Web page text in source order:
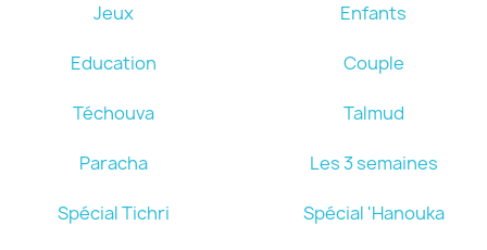
Jeux Enfants
Education Couple
Téchouva Talmud
Paracha Les 3 semaines
Spécial Tichri Spécial 'Hanouka